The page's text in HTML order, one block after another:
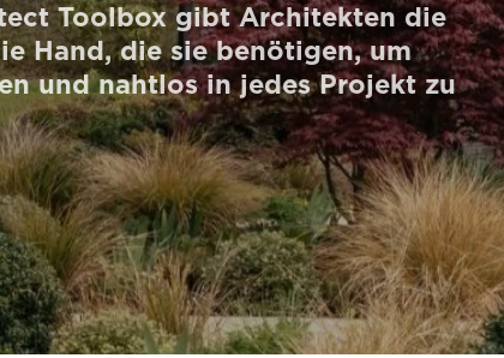
Toolbox gibt Architekten die
Hand, die sie benötigen, um
und nahtlos in jedes Projekt zu